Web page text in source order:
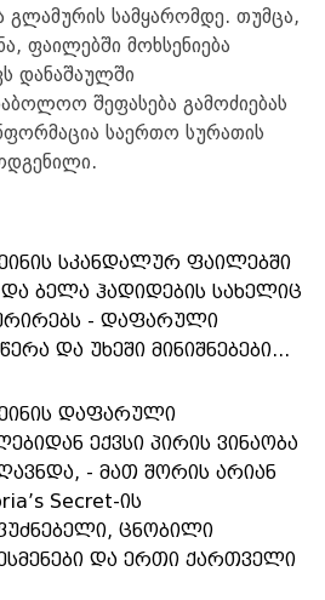
გლამურის სამყარომდე. თუმცა,
ფაილებში მოხსენიება
დანაშაულში
შეფასება გამოძიებას
საერთო სურათის
სკანდალურ ფაილებში
და ბელა ჰადიდების სახელიც
- დაფარული
და უხეში მინიშნებები...
დაფარული
ექვსი პირის ვინაობა
- მათ შორის არიან
Secret-ის
ცნობილი
და ერთი ქართველი